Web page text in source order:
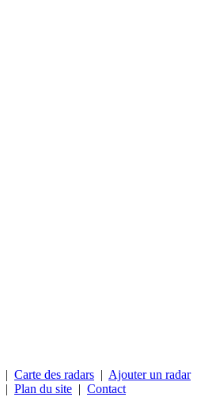
| Carte des radars | Ajouter un radar
| Plan du site | Contact